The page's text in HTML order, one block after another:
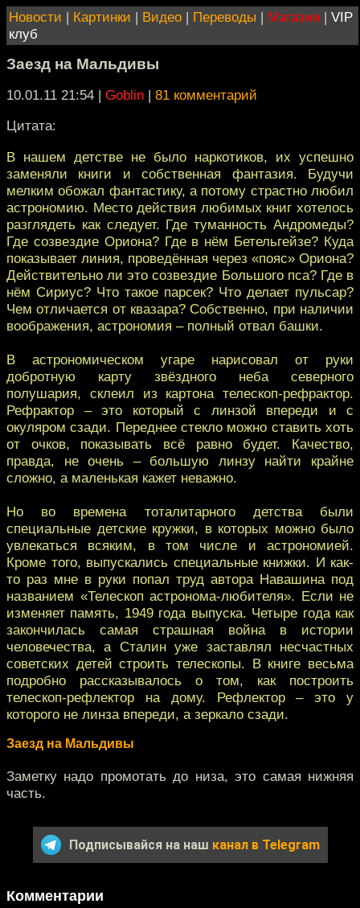
Новости | Картинки | Видео | Переводы | Магазин | VIP
клуб
Заезд на Мальдивы
10.01.11 21:54 | Goblin | 81 комментарий
Цитата:
В нашем детстве не было наркотиков, их успешно
заменяли книги и собственная фантазия. Будучи
мелким обожал фантастику, а потому страстно любил
астрономию. Место действия любимых книг хотелось
разглядеть как следует. Где туманность Андромеды?
Где созвездие Ориона? Где в нём Бетельгейзе? Куда
показывает линия, проведённая через «пояс» Ориона?
Действительно ли это созвездие Большого пса? Где в
нём Сириус? Что такое парсек? Что делает пульсар?
Чем отличается от квазара? Собственно, при наличии
воображения, астрономия – полный отвал башки.
В астрономическом угаре нарисовал от руки
добротную карту звёздного неба северного
полушария, склеил из картона телескоп-рефрактор.
Рефрактор – это который с линзой впереди и с
окуляром сзади. Переднее стекло можно ставить хоть
от очков, показывать всё равно будет. Качество,
правда, не очень – большую линзу найти крайне
сложно, а маленькая кажет неважно.
Но во времена тоталитарного детства были
специальные детские кружки, в которых можно было
увлекаться всяким, в том числе и астрономией.
Кроме того, выпускались специальные книжки. И как-
то раз мне в руки попал труд автора Навашина под
названием «Телескоп астронома-любителя». Если не
изменяет память, 1949 года выпуска. Четыре года как
закончилась самая страшная война в истории
человечества, а Сталин уже заставлял несчастных
советских детей строить телескопы. В книге весьма
подробно рассказывалось о том, как построить
телескоп-рефлектор на дому. Рефлектор – это у
которого не линза впереди, а зеркало сзади.
Заезд на Мальдивы
Заметку надо промотать до низа, это самая нижняя
часть.
Подписывайся на наш канал в Telegram
Комментарии